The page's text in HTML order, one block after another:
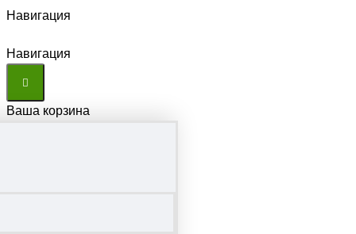
Навигация
Навигация
Ваша корзина